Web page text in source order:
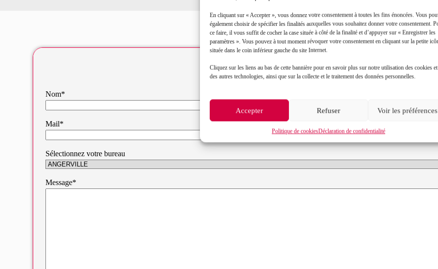
En cliquant sur « Accepter », vous donnez votre consentement à toutes les fins énoncées. Vous
également choisir de spécifier les finalités auxquelles vous souhaitez donner votre consentement.
ce faire, il vous suffit de cocher la case située à côté de la finalité et d’appuyer sur « Enregistrer les
paramètres ». Vous pouvez à tout moment révoquer votre consentement en cliquant sur la petite
située dans le coin inférieur gauche du site Internet.
Cliquez sur les liens au bas de cette bannière pour en savoir plus sur notre utilisation des cookies et
des autres technologies, ainsi que sur la collecte et le traitement des données personnelles.
Accepter Refuser Voir les préférences
Politique de cookiesDéclaration de confidentialité
Contact
Nom*
Mail*
Sélectionnez votre bureau
Message*